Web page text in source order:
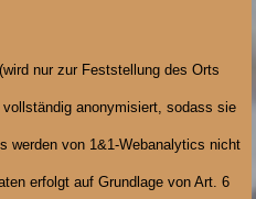
nur zur Feststellung des Orts
anonymisiert, sodass sie
werden von 1&1-Webanalytics nicht
erfolgt auf Grundlage von Art. 6